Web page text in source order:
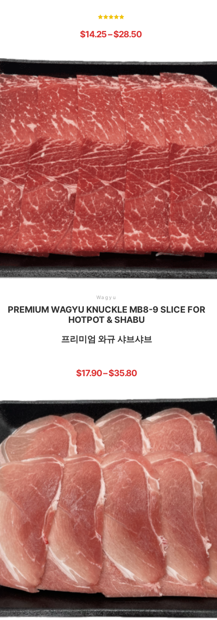
out of 5
$14.25–$28.50
Wagyu
PREMIUM WAGYU KNUCKLE MB8-9 SLICE FOR
HOTPOT & SHABU
프리미엄 와규 샤브샤브
$17.90–$35.80